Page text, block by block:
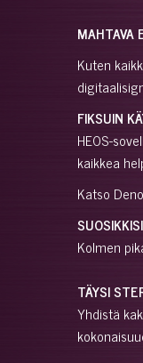
MAHTAVA
Kuten
FIKSUIN
HEOS-
kaikkea
Katso
Kolmen
TÄYSI
Yhdistä